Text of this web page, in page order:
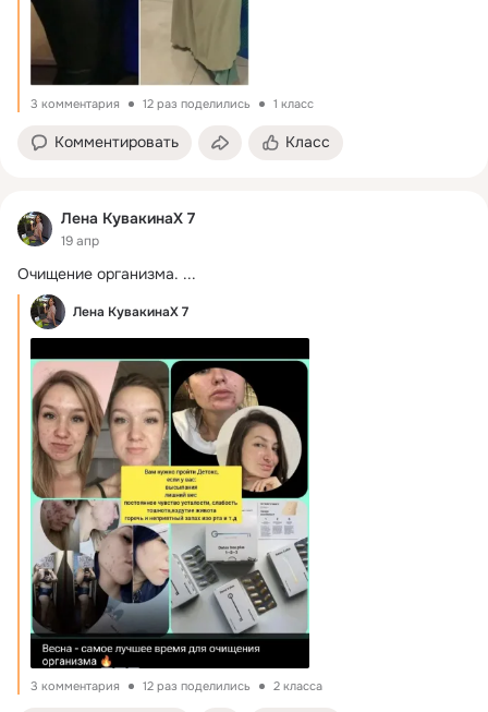
3 комментария 12 раз поделились 1 класс
Комментировать Класс
Лена КувакинаХ 7
19 апр
Очищение организма. ...
Лена КувакинаХ 7
3 комментария 12 раз поделились 2 класса